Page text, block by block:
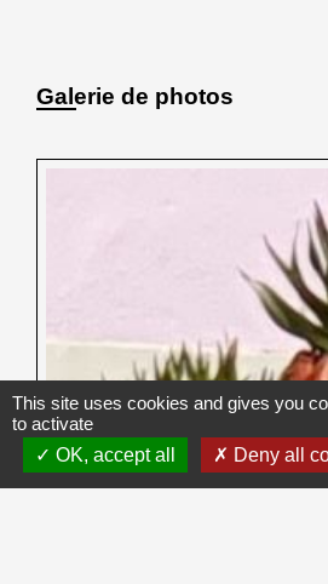
Galerie de photos
This site uses cookies and gives you
to activate
OK, accept all
Deny all